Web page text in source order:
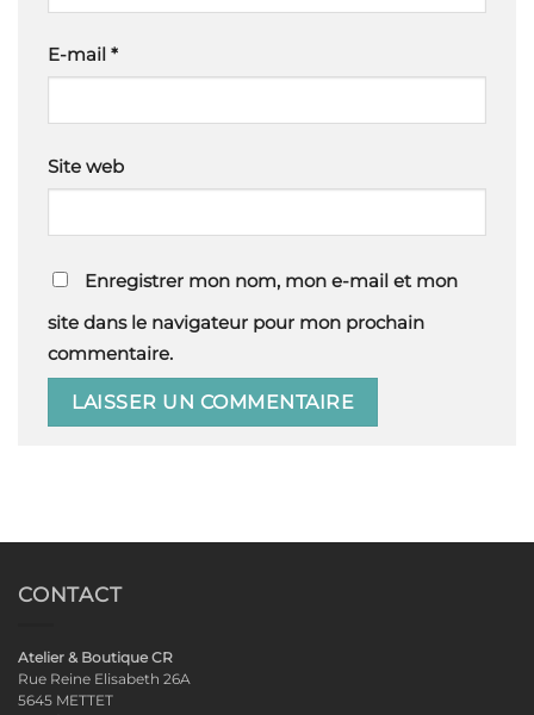
E-mail *
Site web
Enregistrer mon nom, mon e-mail et mon
site dans le navigateur pour mon prochain
commentaire.
CONTACT
Atelier & Boutique CR
Rue Reine Elisabeth 26A
5645 METTET